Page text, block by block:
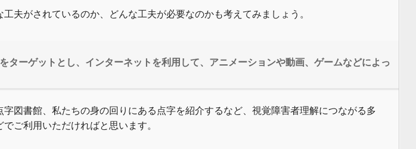
夫がされているのか、どんな工夫が必要なのかも考えてみましょう。
ターゲットとし、インターネットを利用して、アニメーションや動画、ゲームなどによっ
図書館、私たちの身の回りにある点字を紹介するなど、視覚障害者理解につながる多
ご利用いただければと思います。